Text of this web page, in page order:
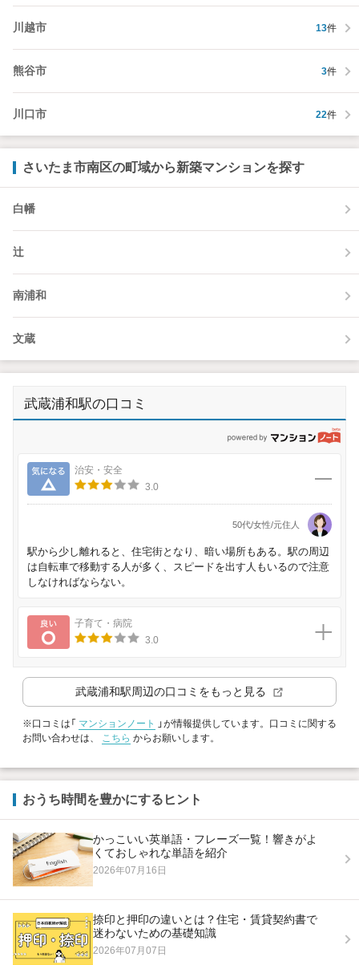
川越市 13件
熊谷市 3件
川口市 22件
さいたま市南区の町域から新築マンションを探す
白幡
辻
南浦和
文蔵
武蔵浦和駅の口コミ
気になる
治安・安全
3.0
50代/女性/元住人
駅から少し離れると、住宅街となり、暗い場所もある。駅の周辺
は自転車で移動する人が多く、スピードを出す人もいるので注意
しなければならない。
良い
子育て・病院
3.0
武蔵浦和駅周辺の口コミをもっと見る
※口コミは「 マンションノート
」が情報提供しています。口コミに関する
お問い合わせは、 こちら からお願いします。
おうち時間を豊かにするヒント
かっこいい英単語・フレーズ一覧！響きがよ
くておしゃれな単語を紹介
2026年07月16日
捺印と押印の違いとは？住宅・賃貸契約書で
迷わないための基礎知識
2026年07月07日